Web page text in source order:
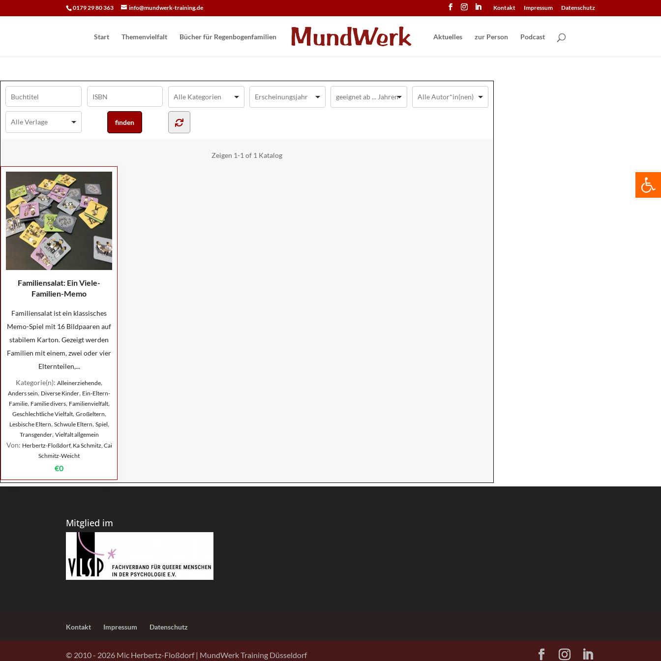
0179 29 80 363 info@mundwerk-training.de Kontakt Impressum Datenschutz
Start Themenvielfalt Bücher für Regen­bogen­familien Aktuelles zur Person Podcast
Zeigen 1-1 of 1 Katalog
Familiensalat: Ein Viele-
Familien-Memo
Familiensalat ist ein klassisches
Memo-Spiel mit 16 Bildpaaren auf
stabilem Karton. Gezeigt werden
Familien mit einem, zwei oder vier
Elternteilen,...
Kategorie(n): Alleinerziehende,
Anders sein, Diverse Kinder, Ein-Eltern-
Familie, Familie divers, Familienvielfalt,
Geschlechtliche Vielfalt, Großeltern,
Lesbische Eltern, Schwule Eltern, Spiel,
Transgender, Vielfalt allgemein
Von: Herbertz-Floßdorf, Ka Schmitz, Cai
Schmitz-Weicht
€0
Mitglied im
Kontakt Impressum Datenschutz
© 2010 - 2026 Mic Herbertz-Floßdorf | MundWerk Training Düsseldorf